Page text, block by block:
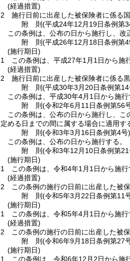
(経過措置)
2
施行日前に出産した被保険者に係る
附 則(平成24年12月19日条例第
この条例は、公布の日から施行し、改
附 則(平成26年12月18日条例第
(施行期日)
1
この条例は、平成27年1月1日から施
(経過措置)
2
施行日前に出産した被保険者に係る
附 則(平成30年3月20日条例第
この条例は、平成30年4月1日から施行
附 則(令和2年6月11日条例第56
この条例は、公布の日から施行し、
定める日までの間に属する場合に適用す
附 則(令和3年3月16日条例第4号)
この条例は、公布の日から施行する。
附 則(令和3年12月10日条例第
(施行期日)
1
この条例は、令和4年1月1日から施行
(経過措置)
2
この条例の施行の日前に出産した被
附 則(令和5年3月22日条例第11
(施行期日)
1
この条例は、令和5年4月1日から施行
(経過措置)
2
この条例の施行の日前に出産した被
附 則(令和6年9月18日条例第27
(施行期日)
1
この条例は、令和6年12月2日から施